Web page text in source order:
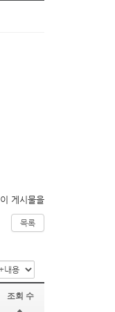
이 게시물을
목록
조회 수